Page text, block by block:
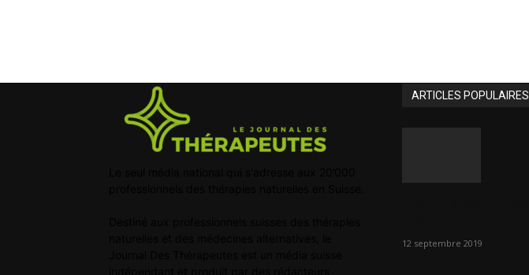
ARTICLES POPULAIRES
12 septembre 2019